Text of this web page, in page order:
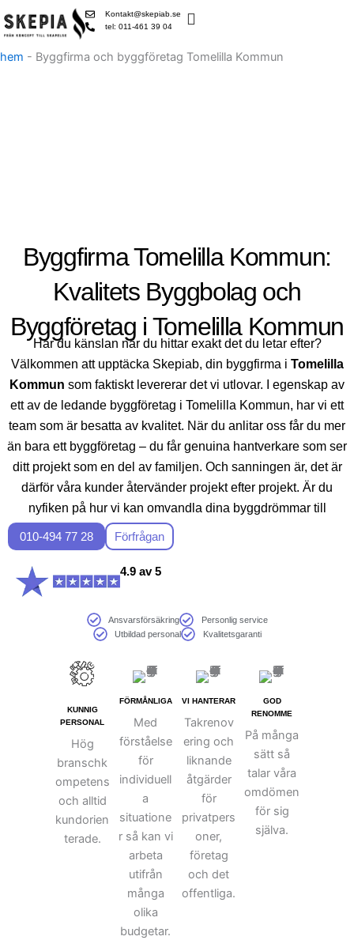
to
Kontakt@skepiab.se
tel: 011-461 39 04
hem - Byggfirma och byggföretag Tomelilla Kommun
Byggfirma Tomelilla Kommun:
Kvalitets Byggbolag och
Byggföretag i Tomelilla Kommun
Har du känslan när du hittar exakt det du letar efter?
Välkommen att upptäcka Skepiab, din byggfirma i Tomelilla
Kommun som faktiskt levererar det vi utlovar. I egenskap av
ett av de ledande byggföretag i Tomelilla Kommun, har vi ett
team som är besatta av kvalitet. När du anlitar oss får du mer
än bara ett byggföretag – du får genuina hantverkare som ser
ditt projekt som en del av familjen. Och sanningen är, det är
därför våra kunder återvänder projekt efter projekt. Är du
nyfiken på hur vi kan omvandla dina byggdrömmar till
verklighet? Hör av dig, så berättar vi mer över en kopp kaffe.
010-494 77 28 Förfrågan
4.9 av 5
Ansvarsförsäkring
Personlig service
Utbildad personal
Kvalitetsgaranti
KUNNIG
PERSONAL
Hög
branschk
ompetens
och alltid
kundorien
terade.
FÖRMÅNLIGA
Med
förståelse
för
individuell
a
situatione
r så kan vi
arbeta
utifrån
många
olika
budgetar.
VI HANTERAR
Takrenov
ering och
liknande
åtgärder
för
privatpers
oner,
företag
och det
offentliga.
GOD
RENOMME
På många
sätt så
talar våra
omdömen
för sig
själva.